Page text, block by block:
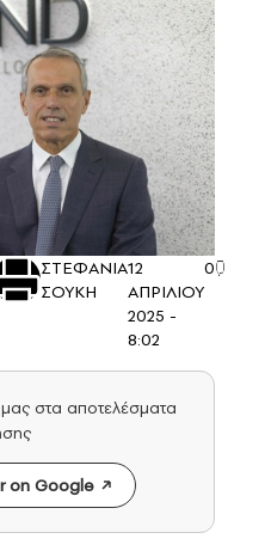
ΣΤΕΦΑΝΙΑ
ΣΟΥΚΗ
12
ΑΠΡΙΛΙΟΥ
2025 -
8:02
0
στα αποτελέσματα
on Google